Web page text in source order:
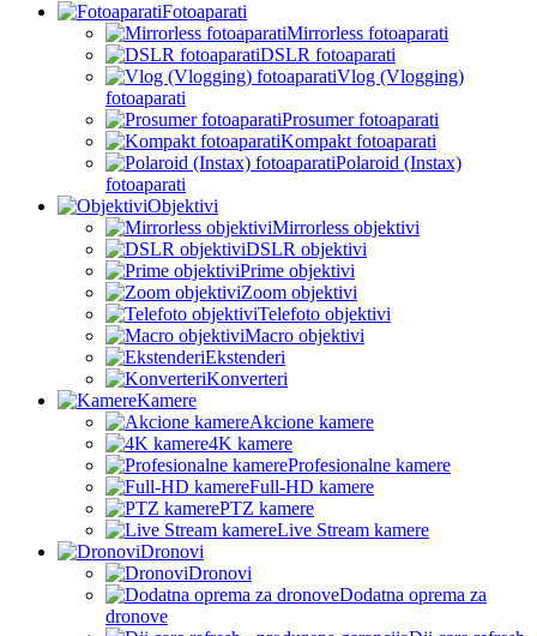
Fotoaparati
Mirrorless fotoaparati
DSLR fotoaparati
Vlog (Vlogging)
fotoaparati
Prosumer fotoaparati
Kompakt fotoaparati
Polaroid (Instax)
fotoaparati
Objektivi
Mirrorless objektivi
DSLR objektivi
Prime objektivi
Zoom objektivi
Telefoto objektivi
Macro objektivi
Ekstenderi
Konverteri
Kamere
Akcione kamere
4K kamere
Profesionalne kamere
Full-HD kamere
PTZ kamere
Live Stream kamere
Dronovi
Dronovi
Dodatna oprema za
dronove